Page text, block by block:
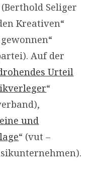
(Berthold Seliger
Kreativen“
Auf der
Urteil
“
und
“ (vut –